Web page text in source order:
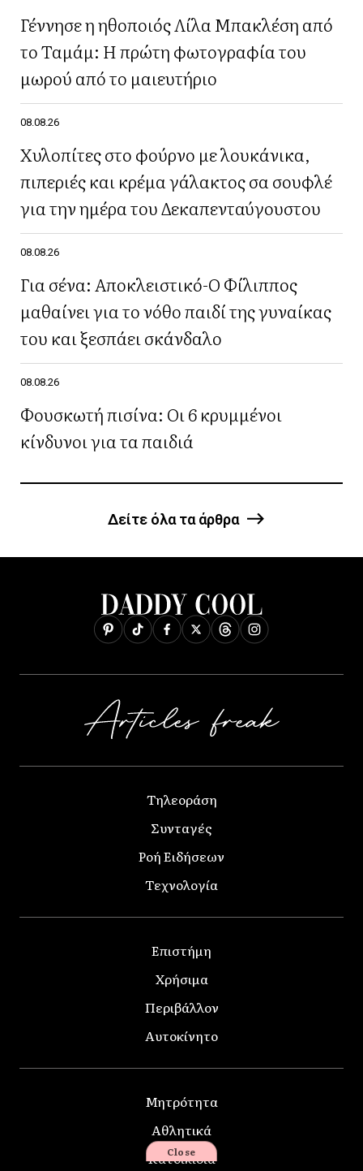
Γέννησε η ηθοποιός Λίλα Μπακλέση από
το Ταμάμ: Η πρώτη φωτογραφία του
μωρού από το μαιευτήριο
08.08.26
Χυλοπίτες στο φούρνο με λουκάνικα,
πιπεριές και κρέμα γάλακτος σα σουφλέ
για την ημέρα του Δεκαπενταύγουστου
08.08.26
Για σένα: Αποκλειστικό-Ο Φίλιππος
μαθαίνει για το νόθο παιδί της γυναίκας
του και ξεσπάει σκάνδαλο
08.08.26
Φουσκωτή πισίνα: Οι 6 κρυμμένοι
κίνδυνοι για τα παιδιά
Δείτε όλα τα άρθρα
Τηλεοράση
Συνταγές
Ροή Ειδήσεων
Τεχνολογία
Επιστήμη
Χρήσιμα
Περιβάλλον
Αυτοκίνητο
Μητρότητα
Αθλητικά
Κατοικίδια
Close